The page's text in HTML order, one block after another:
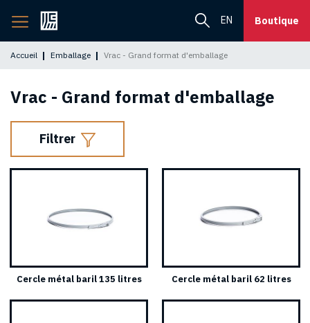
Retourner
à
EN Boutique
Accueil Emballage Vrac - Grand format d'emballage
Vrac - Grand format d'emballage
Filtrer
Cercle métal baril 135 litres Cercle métal baril 62 litres